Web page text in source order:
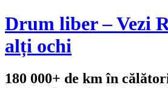
Drum liber – Vezi
alți ochi
180 000+ de km în